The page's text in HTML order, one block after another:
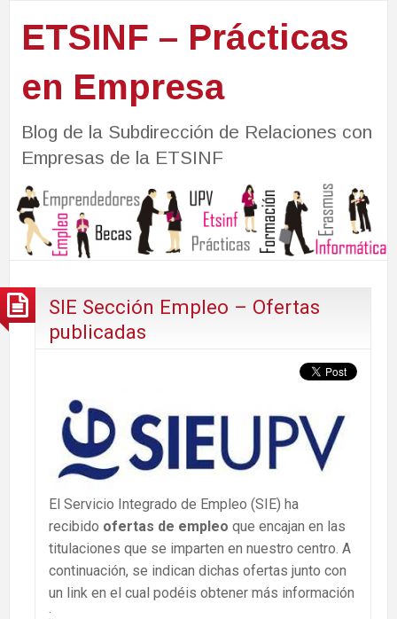
ETSINF – Prácticas
en Empresa
Blog de la Subdirección de Relaciones con
Empresas de la ETSINF
SIE Sección Empleo – Ofertas
publicadas
El Servicio Integrado de Empleo (SIE) ha
recibido ofertas de empleo que encajan en las
titulaciones que se imparten en nuestro centro. A
continuación, se indican dichas ofertas junto con
un link en el cual podéis obtener más información
: